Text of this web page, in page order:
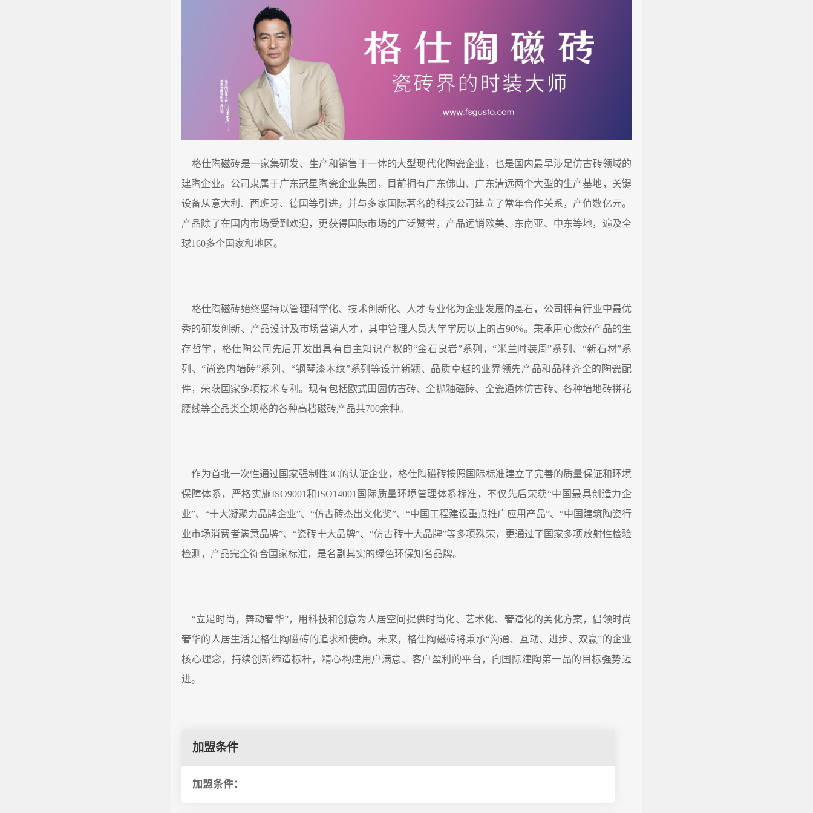
格仕陶磁砖是一家集研发、生产和销售于一体的大型现代化陶瓷企业，也是国内最早涉足仿古砖领域的
建陶企业。公司隶属于广东冠星陶瓷企业集团，目前拥有广东佛山、广东清远两个大型的生产基地，关键
设备从意大利、西班牙、德国等引进，并与多家国际著名的科技公司建立了常年合作关系，产值数亿元。
产品除了在国内市场受到欢迎，更获得国际市场的广泛赞誉，产品远销欧美、东南亚、中东等地，遍及全
球160多个国家和地区。
格仕陶磁砖始终坚持以管理科学化、技术创新化、人才专业化为企业发展的基石，公司拥有行业中最优
秀的研发创新、产品设计及市场营销人才，其中管理人员大学学历以上的占90%。秉承用心做好产品的生
存哲学，格仕陶公司先后开发出具有自主知识产权的“金石良岩”系列，“米兰时装周”系列、“新石材”系
列、“尚瓷内墙砖”系列、“钢琴漆木纹”系列等设计新颖、品质卓越的业界领先产品和品种齐全的陶瓷配
件，荣获国家多项技术专利。现有包括欧式田园仿古砖、全抛釉磁砖、全瓷通体仿古砖、各种墙地砖拼花
腰线等全品类全规格的各种高档磁砖产品共700余种。
作为首批一次性通过国家强制性3C的认证企业，格仕陶磁砖按照国际标准建立了完善的质量保证和环境
保障体系，严格实施ISO9001和ISO14001国际质量环境管理体系标准，不仅先后荣获“中国最具创造力企
业”、“十大凝聚力品牌企业”、“仿古砖杰出文化奖”、“中国工程建设重点推广应用产品”、“中国建筑陶瓷行
业市场消费者满意品牌”、“瓷砖十大品牌”、“仿古砖十大品牌”等多项殊荣，更通过了国家多项放射性检验
检测，产品完全符合国家标准，是名副其实的绿色环保知名品牌。
“立足时尚，舞动奢华”，用科技和创意为人居空间提供时尚化、艺术化、奢适化的美化方案，倡领时尚
奢华的人居生活是格仕陶磁砖的追求和使命。未来，格仕陶磁砖将秉承“沟通、互动、进步、双赢”的企业
核心理念，持续创新缔造标杆，精心构建用户满意、客户盈利的平台，向国际建陶第一品的目标强势迈
进。
加盟条件
加盟条件：